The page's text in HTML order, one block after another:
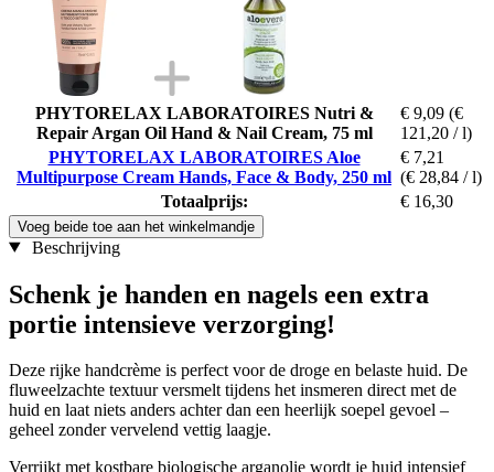
PHYTORELAX LABORATOIRES Nutri &
Repair Argan Oil Hand & Nail Cream, 75 ml
€ 9,09 (€
121,20 / l)
PHYTORELAX LABORATOIRES Aloe
Multipurpose Cream Hands, Face & Body, 250 ml
€ 7,21
(€ 28,84 / l)
Totaalprijs:
€ 16,30
Voeg beide toe aan het winkelmandje
Beschrijving
Schenk je handen en nagels een extra
portie intensieve verzorging!
Deze rijke handcrème is perfect voor de droge en belaste huid. De
fluweelzachte textuur versmelt tijdens het insmeren direct met de
huid en laat niets anders achter dan een heerlijk soepel gevoel –
geheel zonder vervelend vettig laagje.
Verrijkt met kostbare biologische arganolie wordt je huid intensief